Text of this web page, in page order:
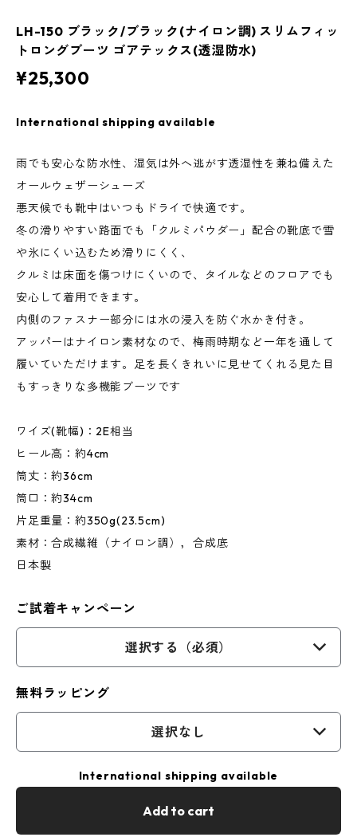
LH-150 ブラック/ブラック(ナイロン調) スリムフィッ
トロングブーツ ゴアテックス(透湿防水)
¥25,300
International shipping available
雨でも安心な防水性、湿気は外へ逃がす透湿性を兼ね備えた
オールウェザーシューズ
悪天候でも靴中はいつもドライで快適です。
冬の滑りやすい路面でも「クルミパウダー」配合の靴底で雪
や氷にくい込むため滑りにくく、
クルミは床面を傷つけにくいので、タイルなどのフロアでも
安心して着用できます。
内側のファスナー部分には水の浸入を防ぐ水かき付き。
アッパーはナイロン素材なので、梅雨時期など一年を通して
履いていただけます。足を長くきれいに見せてくれる見た目
もすっきりな多機能ブーツです
ワイズ(靴幅)：2E相当
ヒール高：約4cm
筒丈：約36cm
筒口：約34cm
片足重量：約350g(23.5cm)
素材：合成繊維（ナイロン調），合成底
日本製
ご試着キャンペーン
選択する（必須）
無料ラッピング
選択なし
International shipping available
Add to cart